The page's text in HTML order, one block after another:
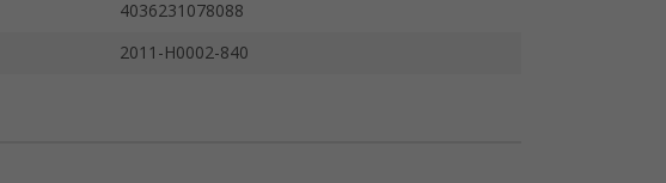
4036231078088
2011-H0002-840